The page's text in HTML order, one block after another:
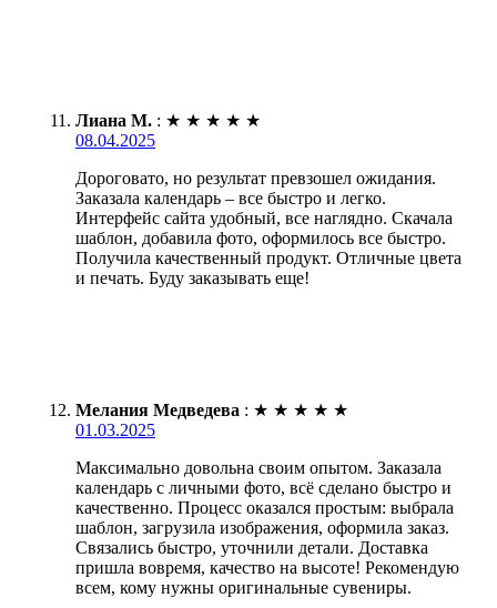
Лиана М. : ★ ★ ★ ★ ★
08.04.2025
Дороговато, но результат превзошел ожидания.
Заказала календарь – все быстро и легко.
Интерфейс сайта удобный, все наглядно. Скачала
шаблон, добавила фото, оформилось все быстро.
Получила качественный продукт. Отличные цвета
и печать. Буду заказывать еще!
Мелания Медведева : ★ ★ ★ ★ ★
01.03.2025
Максимально довольна своим опытом. Заказала
календарь с личными фото, всё сделано быстро и
качественно. Процесс оказался простым: выбрала
шаблон, загрузила изображения, оформила заказ.
Связались быстро, уточнили детали. Доставка
пришла вовремя, качество на высоте! Рекомендую
всем, кому нужны оригинальные сувениры.